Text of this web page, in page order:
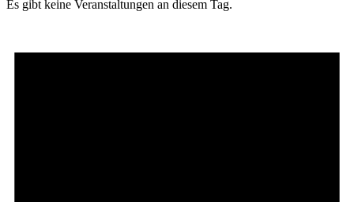
Es gibt keine Veranstaltungen an diesem Tag.